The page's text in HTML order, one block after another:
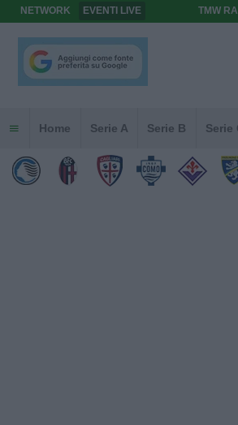
NETWORK EVENTI LIVE TMW
Home Serie A Serie B Serie